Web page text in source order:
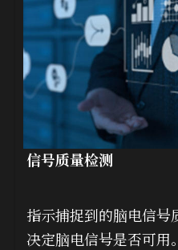
信号质量检测
指示捕捉到的脑电信号
决定脑电信号是否可用。